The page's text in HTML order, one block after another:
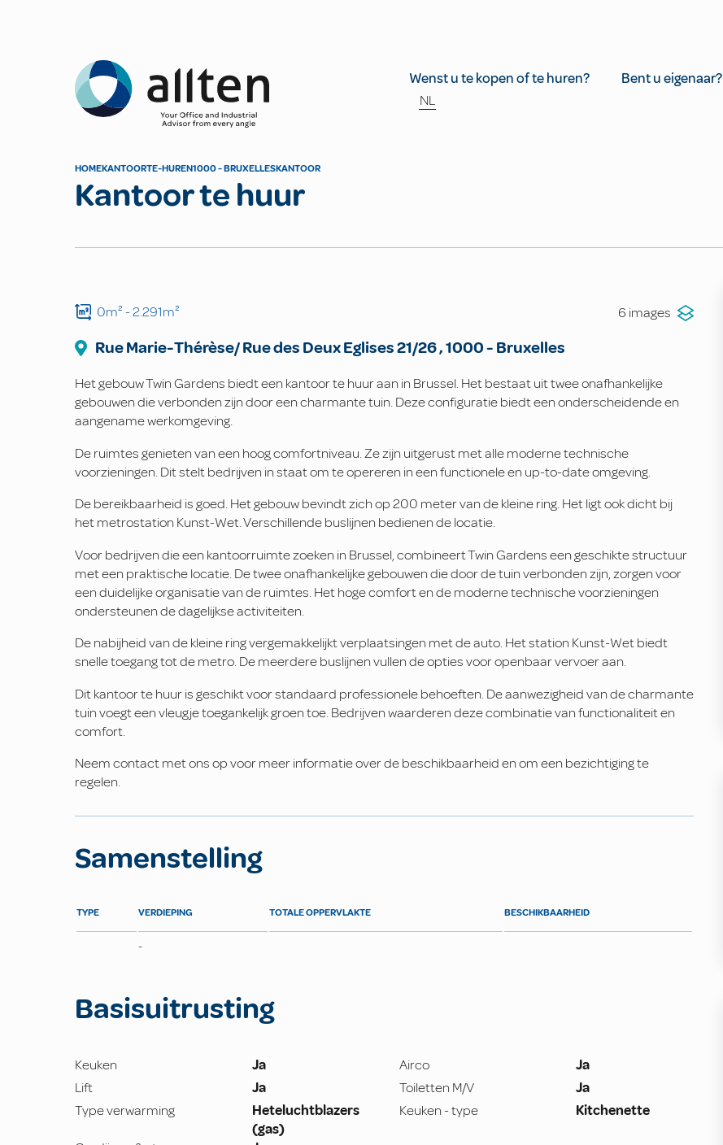
Allten
Wenst u te kopen of te huren? Bent u eigenaar?
NL
HOMEKANTOORTE-HUREN1000 - BRUXELLESKANTOOR
Kantoor te huur
0m²- 2.291m² 6 images
Rue Marie-Thérèse/ Rue des Deux Eglises21/26,1000- Bruxelles
Het gebouw Twin Gardens biedt een kantoor te huur aan in Brussel. Het bestaat uit twee onafhankelijke
gebouwen die verbonden zijn door een charmante tuin. Deze configuratie biedt een onderscheidende en
aangename werkomgeving.
De ruimtes genieten van een hoog comfortniveau. Ze zijn uitgerust met alle moderne technische
voorzieningen. Dit stelt bedrijven in staat om te opereren in een functionele en up-to-date omgeving.
De bereikbaarheid is goed. Het gebouw bevindt zich op 200 meter van de kleine ring. Het ligt ook dicht bij
het metrostation Kunst-Wet. Verschillende buslijnen bedienen de locatie.
Voor bedrijven die een kantoorruimte zoeken in Brussel, combineert Twin Gardens een geschikte structuur
met een praktische locatie. De twee onafhankelijke gebouwen die door de tuin verbonden zijn, zorgen voor
een duidelijke organisatie van de ruimtes. Het hoge comfort en de moderne technische voorzieningen
ondersteunen de dagelijkse activiteiten.
De nabijheid van de kleine ring vergemakkelijkt verplaatsingen met de auto. Het station Kunst-Wet biedt
snelle toegang tot de metro. De meerdere buslijnen vullen de opties voor openbaar vervoer aan.
Dit kantoor te huur is geschikt voor standaard professionele behoeften. De aanwezigheid van de charmante
tuin voegt een vleugje toegankelijk groen toe. Bedrijven waarderen deze combinatie van functionaliteit en
comfort.
Neem contact met ons op voor meer informatie over de beschikbaarheid en om een bezichtiging te
regelen.
Samenstelling
TYPE VERDIEPING TOTALE OPPERVLAKTE BESCHIKBAARHEID
-
Basisuitrusting
Keuken Ja Airco
Ja
Lift
Ja Toiletten M/V
Ja
Type verwarming
Heteluchtblazers
(gas)
Keuken - type Kitchenette